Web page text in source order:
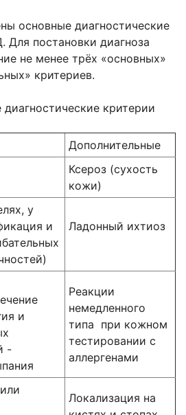
основные диагностические
Для постановки диагноза
не менее трёх «основных»
критериев.
критерии
Дополнительные
Ксероз (сухость
кожи)
у
и
Ладонный ихтиоз
и
-
Реакции
немедленного
типа при кожном
тестировании с
аллергенами
Локализация на